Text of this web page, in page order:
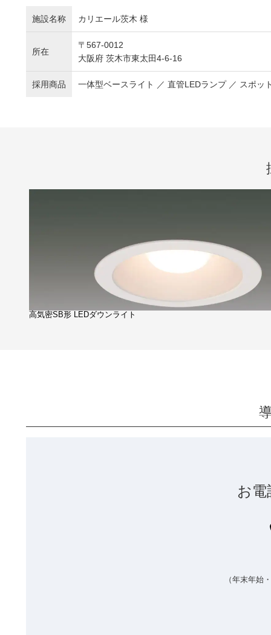
施設名称 カリエール茨木 様
所在
〒567-0012
大阪府 茨木市東太田4-6-16
採用商品 一体型ベースライト ／ 直管LEDランプ ／ スポ
高気密SB形 LEDダウンライト
お
（年末年始